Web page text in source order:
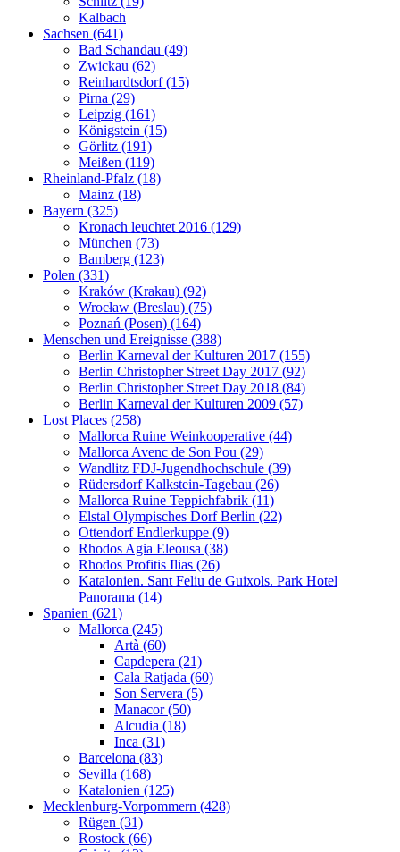
Kalbach
Sachsen (641)
Bad Schandau (49)
Zwickau (62)
Reinhardtsdorf (15)
Pirna (29)
Leipzig (161)
Königstein (15)
Görlitz (191)
Meißen (119)
Rheinland-Pfalz (18)
Mainz (18)
Bayern (325)
Kronach leuchtet 2016 (129)
München (73)
Bamberg (123)
Polen (331)
Kraków (Krakau) (92)
Wrocław (Breslau) (75)
Poznań (Posen) (164)
Menschen und Ereignisse (388)
Berlin Karneval der Kulturen 2017 (155)
Berlin Christopher Street Day 2017 (92)
Berlin Christopher Street Day 2018 (84)
Berlin Karneval der Kulturen 2009 (57)
Lost Places (258)
Mallorca Ruine Weinkooperative (44)
Mallorca Avenc de Son Pou (29)
Wandlitz FDJ-Jugendhochschule (39)
Rüdersdorf Kalkstein-Tagebau (26)
Mallorca Ruine Teppichfabrik (11)
Elstal Olympisches Dorf Berlin (22)
Ottendorf Endlerkuppe (9)
Rhodos Agia Eleousa (38)
Rhodos Profitis Ilias (26)
Katalonien. Sant Feliu de Guixols. Park Hotel
Panorama (14)
Spanien (621)
Mallorca (245)
Artà (60)
Capdepera (21)
Cala Ratjada (60)
Son Servera (5)
Manacor (50)
Alcudia (18)
Inca (31)
Barcelona (83)
Sevilla (168)
Katalonien (125)
Mecklenburg-Vorpommern (428)
Rügen (31)
Rostock (66)